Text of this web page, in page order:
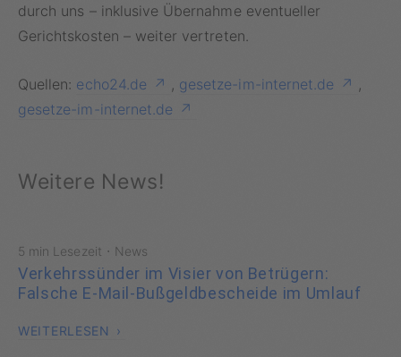
durch uns – inklusive Übernahme eventueller
Gerichtskosten – weiter vertreten.
Quellen: echo24.de , gesetze-im-internet.de
,
gesetze-im-internet.de
Weitere News!
5 min Lesezeit · News
Verkehrssünder im Visier von Betrügern:
Falsche E-Mail-Bußgeldbescheide im Umlauf
WEITERLESEN